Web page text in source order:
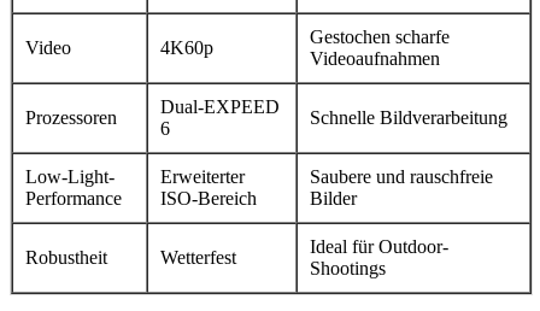
Video 4K60p
Gestochen scharfe
Videoaufnahmen
Prozessoren
Dual-EXPEED
6
Schnelle Bildverarbeitung
Low-Light-
Performance
Erweiterter
ISO-Bereich
Saubere und rauschfreie
Bilder
Robustheit Wetterfest
Ideal für Outdoor-
Shootings